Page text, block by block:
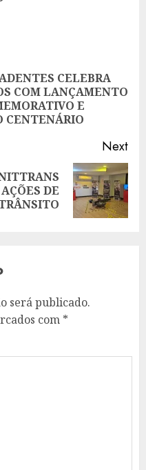
CELEBRA
COM LANÇAMENTO
E
CENTENÁRIO
Next
DE
será publicado.
com *